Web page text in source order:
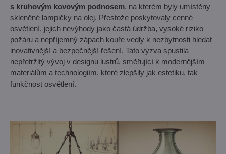
s kruhovým kovovým podnosem, na kterém byly umístěny
skleněné lampičky na olej. Přestože poskytovaly cenné
osvětlení, jejich nevýhody jako častá údržba, vysoké riziko
požáru a nepříjemný zápach kouře vedly k nezbytnosti hledat
inovativnější a bezpečnější řešení. Tato výzva spustila
nepřetržitý vývoj v designu lustrů, směřující k modernějším
materiálům a technologiím, které zlepšily jak estetiku, tak
funkčnost osvětlení.